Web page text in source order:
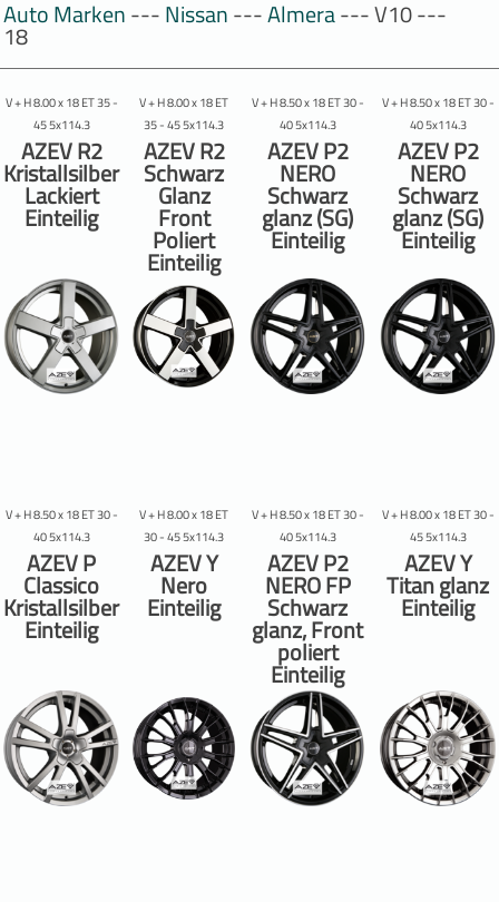
Auto Marken---Nissan---Almera--- V10 ---
18
V + H 8.00 x 18 ET 35 -
45 5x114.3
V + H 8.00 x 18 ET
35 - 45 5x114.3
V + H 8.50 x 18 ET 30 -
40 5x114.3
V + H 8.50 x 18 ET 30 -
40 5x114.3
AZEV R2
Kristallsilber
Lackiert
Einteilig
AZEV R2
Schwarz
Glanz
Front
Poliert
Einteilig
AZEV P2
NERO
Schwarz
glanz (SG)
Einteilig
AZEV P2
NERO
Schwarz
glanz (SG)
Einteilig
V + H 8.50 x 18 ET 30 -
40 5x114.3
V + H 8.00 x 18 ET
30 - 45 5x114.3
V + H 8.50 x 18 ET 30 -
40 5x114.3
V + H 8.00 x 18 ET 30 -
45 5x114.3
AZEV P
Classico
Kristallsilber
Einteilig
AZEV Y
Nero
Einteilig
AZEV P2
NERO FP
Schwarz
glanz, Front
poliert
Einteilig
AZEV Y
Titan glanz
Einteilig